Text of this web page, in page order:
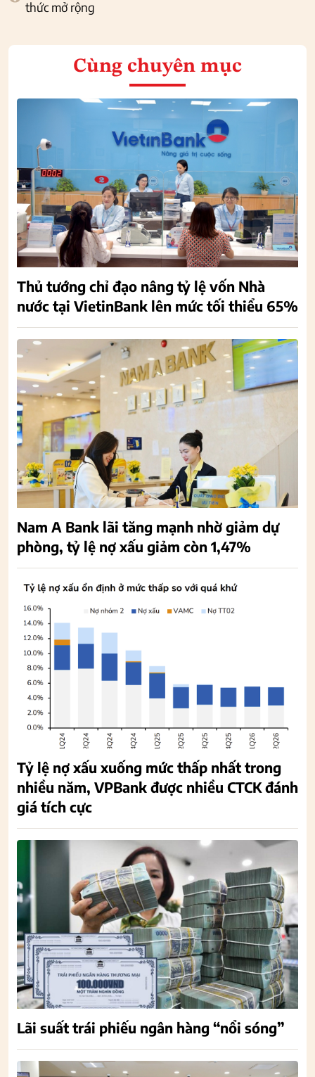
thức mở rộng
Cùng chuyên mục
Thủ tướng chỉ đạo nâng tỷ lệ vốn Nhà
nước tại VietinBank lên mức tối thiểu 65%
Nam A Bank lãi tăng mạnh nhờ giảm dự
phòng, tỷ lệ nợ xấu giảm còn 1,47%
Tỷ lệ nợ xấu xuống mức thấp nhất trong
nhiều năm, VPBank được nhiều CTCK đánh
giá tích cực
Lãi suất trái phiếu ngân hàng “nổi sóng”